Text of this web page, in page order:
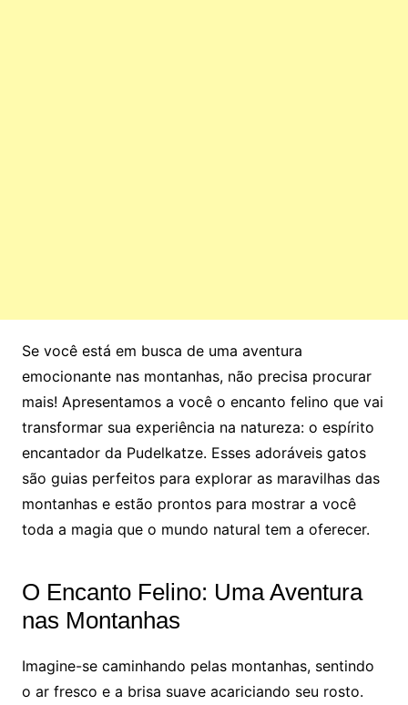
Se você está em busca de uma aventura
emocionante nas montanhas, não precisa procurar
mais! Apresentamos a você o encanto felino que vai
transformar sua experiência na natureza: o espírito
encantador da Pudelkatze. Esses adoráveis gatos
são guias perfeitos para explorar as maravilhas das
montanhas e estão prontos para mostrar a você
toda a magia que o mundo natural tem a oferecer.
O Encanto Felino: Uma Aventura
nas Montanhas
Imagine-se caminhando pelas montanhas, sentindo
o ar fresco e a brisa suave acariciando seu rosto.